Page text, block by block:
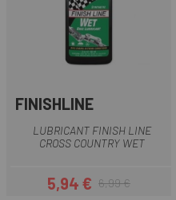
FINISHLINE
LUBRICANT FINISH LINE
CROSS COUNTRY WET
Preu
5,94 €Preu regular
6,99 €